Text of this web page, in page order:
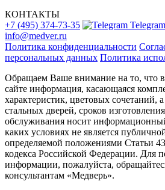
КОНТАКТЫ
+7 (495) 374-73-35
Telegram
info@medver.ru
Политика конфиденциальности
персональных данных Политика
Обращаем Ваше внимание на то, что
сайте информация, касающаяся
характеристик, цветовых сочетаний,
стальных дверей, сроков
обслуживания носит
каких условиях не является
определяемой положениями Статьи
кодекса Российской Федерации. Для
информации, пожалуйста,
консультантам «Медверь».